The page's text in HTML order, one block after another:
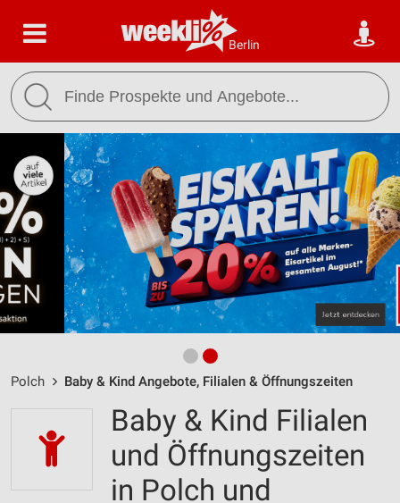
Berlin
Polch Baby & Kind Angebote, Filialen & Öffnungszeiten
Baby & Kind Filialen
und Öffnungszeiten
in Polch und